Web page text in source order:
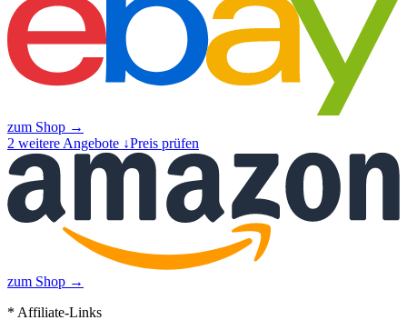
zum Shop →
2 weitere Angebote ↓Preis prüfen
zum Shop →
* Affiliate-Links